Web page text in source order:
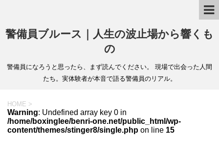
警備員ブルース｜人生の波止場から響くも
の
警備員になろうと思ったら、まず読んでください。 現場で出会った人間
たち。実体験者が本音で語る警備員のリアル。
HOME >
Warning: Undefined array key 0 in
/home/boxinglee/benri-one.net/public_html/wp-
content/themes/stinger8/single.php on line 15